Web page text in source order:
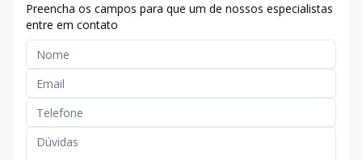
Preencha os campos para que um de nossos especialistas
entre em contato